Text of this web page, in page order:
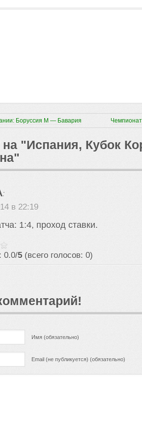
Боруссия М — Бавария
на "Испания, Кубок
:
в 22:19
1:4, проход ставки.
0.0/5 (всего голосов: 0)
Имя (обязательно)
Email (не публикуется) (обязательно)